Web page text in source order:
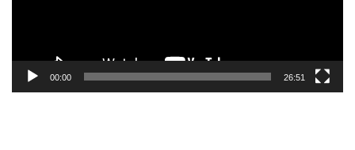
00:00 26:51